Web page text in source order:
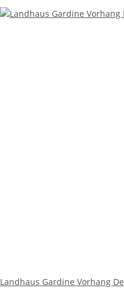
Landhaus Gardine Vorhang